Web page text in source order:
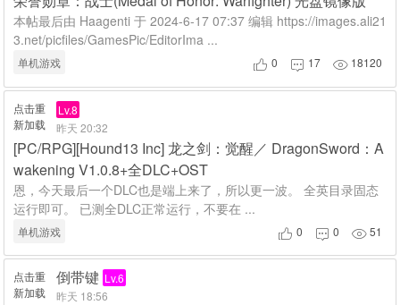
本帖最后由 Haagenti 于 2024-6-17 07:37 编辑 https://images.ali21
3.net/picfiles/GamesPic/EditorIma ...
单机游戏  0  17  18120
点击重
新加载
Lv.8
昨天 20:32
[PC/RPG][Hound13 Inc] 龙之剑：觉醒／ DragonSword：A
wakening V1.0.8+全DLC+OST
恩，今天最后一个DLC也是端上来了，所以更一波。 全英目录固态
运行即可。 已测全DLC正常运行，不要在 ...
单机游戏  0  0 51
点击重
新加载
倒带键 Lv.6
昨天 18:56